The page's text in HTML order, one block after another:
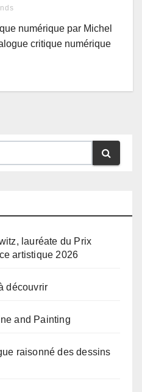
numérique par Michel
critique numérique
lauréate du Prix
artistique 2026
découvrir
and Painting
raisonné des dessins